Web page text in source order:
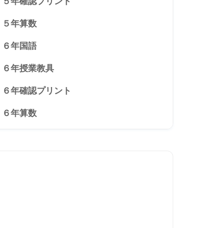
５年算数
６年国語
６年授業教具
６年確認プリント
６年算数